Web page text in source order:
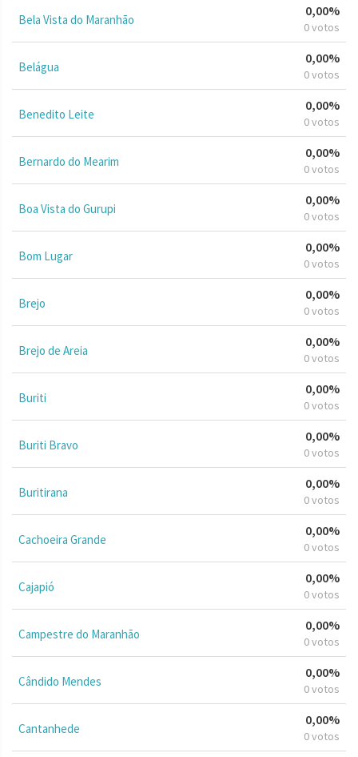
Bela Vista do Maranhão
0,00%
0 votos
Belágua
0,00%
0 votos
Benedito Leite
0,00%
0 votos
Bernardo do Mearim
0,00%
0 votos
Boa Vista do Gurupi
0,00%
0 votos
Bom Lugar
0,00%
0 votos
Brejo
0,00%
0 votos
Brejo de Areia
0,00%
0 votos
Buriti
0,00%
0 votos
Buriti Bravo
0,00%
0 votos
Buritirana
0,00%
0 votos
Cachoeira Grande
0,00%
0 votos
Cajapió
0,00%
0 votos
Campestre do Maranhão
0,00%
0 votos
Cândido Mendes
0,00%
0 votos
Cantanhede
0,00%
0 votos